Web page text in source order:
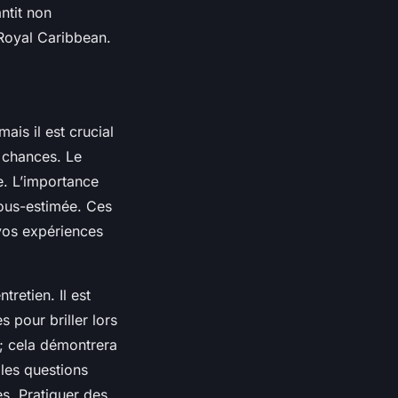
non
Caribbean.
il est crucial
Le
L’importance
estimée. Ces
expériences
Il est
pour briller lors
cela démontrera
questions
Pratiquer des